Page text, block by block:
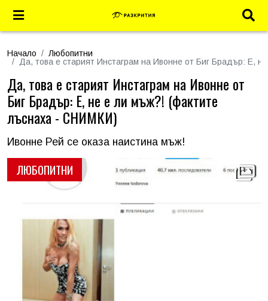
Начало
Любопитни
Да, това е старият Инстаграм на Ивонне от Биг Брадър: Е,
ЛЮБОПИТНИ
Да, това е старият Инстаграм на Ивонне от
Биг Брадър: Е, не е ли мъж?! (фактите
лъснаха - СНИМКИ)
Ивонне Рей се оказа наистина мъж!